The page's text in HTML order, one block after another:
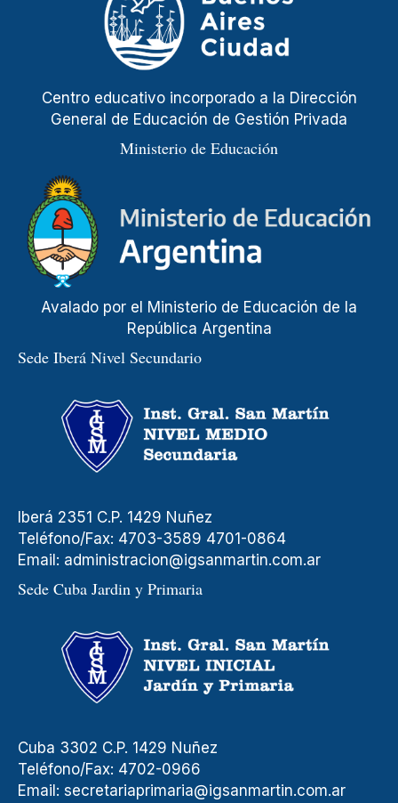
Centro educativo incorporado a la Dirección
General de Educación de Gestión Privada
Ministerio de Educación
Avalado por el Ministerio de Educación de la
República Argentina
Sede Iberá Nivel Secundario
Iberá 2351 C.P. 1429 Nuñez
Teléfono/Fax: 4703-3589 4701-0864
Email: administracion@igsanmartin.com.ar
Sede Cuba Jardin y Primaria
Cuba 3302 C.P. 1429 Nuñez
Teléfono/Fax: 4702-0966
Email: secretariaprimaria@igsanmartin.com.ar